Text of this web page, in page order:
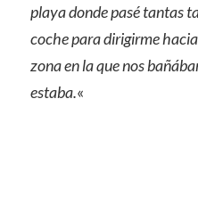
playa donde pasé tantas
coche para dirigirme
zona en la que nos
estaba.«